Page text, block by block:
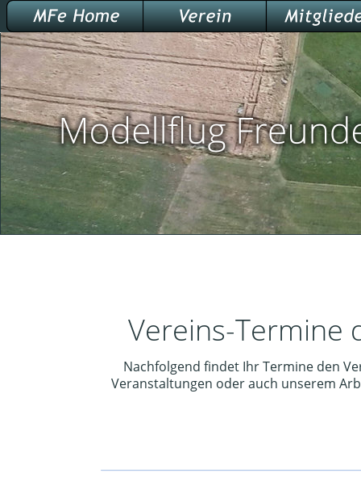
Vereins-Termine
Nachfolgend findet Ihr Termine den
Veranstaltungen oder auch unserem